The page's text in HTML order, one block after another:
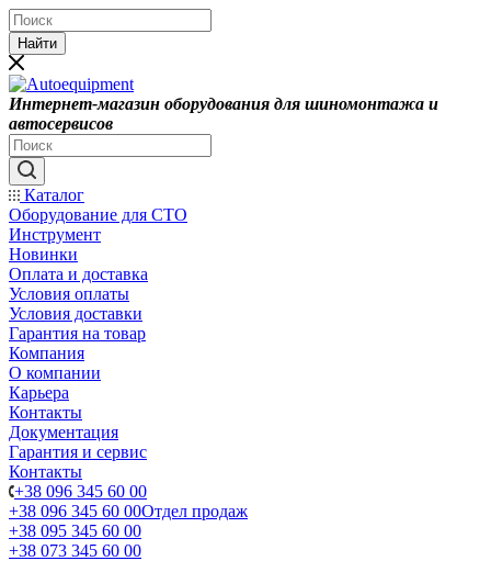
Найти
Интернет-магазин оборудования для шиномонтажа и
автосервисов
Каталог
Оборудование для СТО
Инструмент
Новинки
Оплата и доставка
Условия оплаты
Условия доставки
Гарантия на товар
Компания
О компании
Карьера
Контакты
Документация
Гарантия и сервис
Контакты
+38 096 345 60 00
+38 096 345 60 00Отдел продаж
+38 095 345 60 00
+38 073 345 60 00